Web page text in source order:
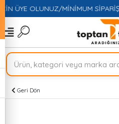
ÜYE OLUNUZ/MİNİMUM
Geri Dön